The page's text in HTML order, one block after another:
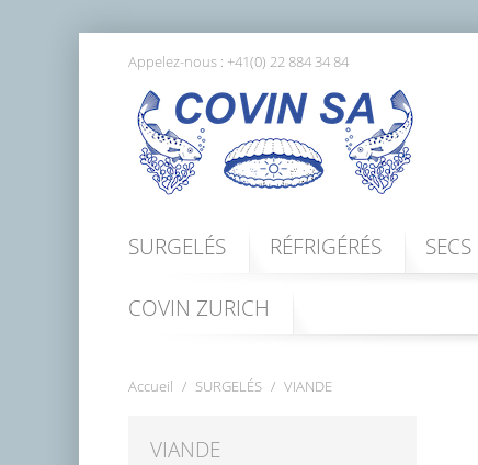
Appelez-nous : +41(0) 22 884 34 84
SURGELÉS RÉFRIGÉRÉS SECS
COVIN ZURICH
Accueil SURGELÉS VIANDE
VIANDE